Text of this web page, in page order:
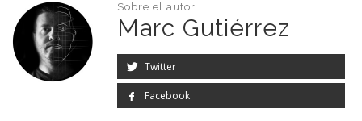
Sobre el autor
Marc Gutiérrez
Twitter
Facebook